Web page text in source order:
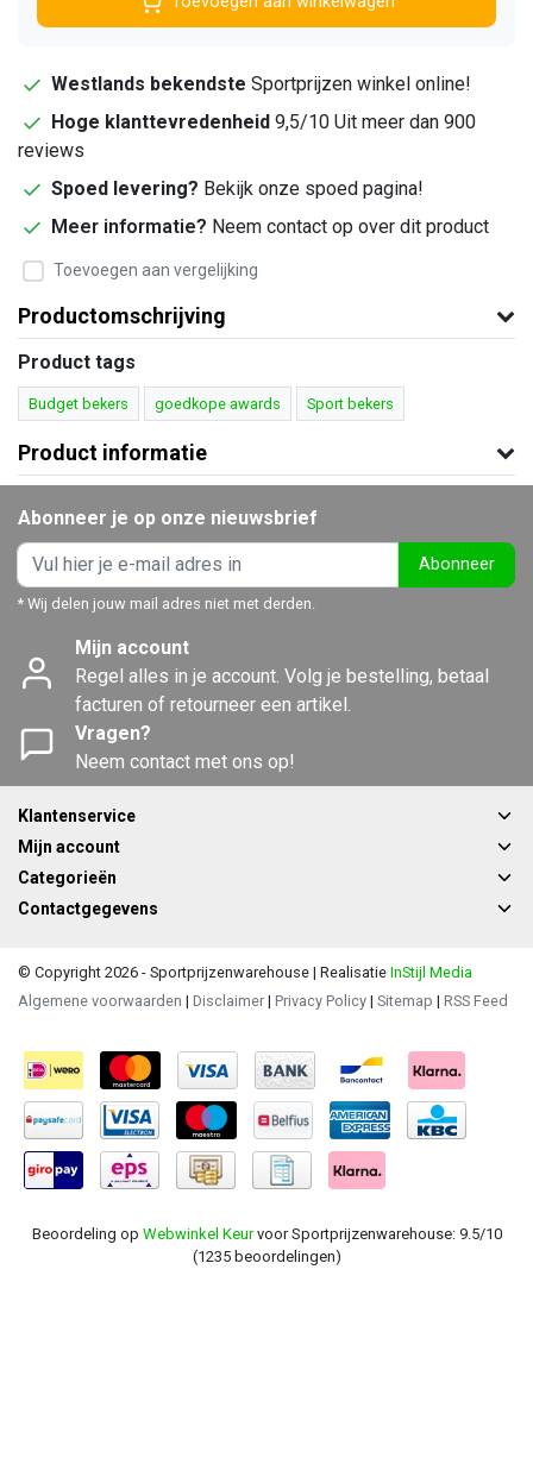
Westlands bekendste Sportprijzen winkel online!
Hoge klanttevredenheid 9,5/10 Uit meer dan 900
reviews
Spoed levering? Bekijk onze spoed pagina!
Meer informatie? Neem contact op over dit product
Toevoegen aan vergelijking
Productomschrijving
Product tags
Budget bekers goedkope awards Sport bekers
Product informatie
Abonneer je op onze nieuwsbrief
Abonneer
* Wij delen jouw mail adres niet met derden.
Mijn account
Regel alles in je account. Volg je bestelling, betaal
facturen of retourneer een artikel.
Vragen?
Neem contact met ons op!
Klantenservice
Mijn account
Categorieën
Contactgegevens
© Copyright 2026 - Sportprijzenwarehouse | Realisatie InStijl Media
Algemene voorwaarden | Disclaimer | Privacy Policy | Sitemap | RSS Feed
Beoordeling op Webwinkel Keurvoor Sportprijzenwarehouse: 9.5/10
(1235 beoordelingen)